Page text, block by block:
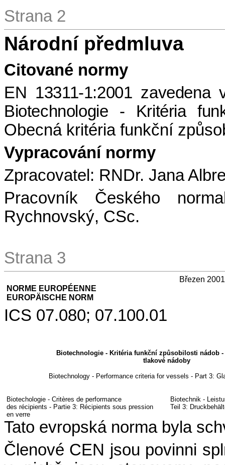
Strana 2
Národní předmluva
Citované normy
EN 13311-1:2001
Biotechnologie - Kritéria
Obecná kritéria funkční
Vypracování normy
Zpracovatel: RNDr. Jana
Pracovník Českého
Rychnovský, CSc.
Strana 3
Březen 2001
NORME EUROPÉENNE
EUROPÄISCHE NORM
ICS 07.080; 07.100.01
Biotechnologie - Kritéria funkční způsobilosti nádob -
tlakové nádoby
Biotechnology - Performance criteria for vessels - Part 3:
Biotechologie - Critères de performance
des récipients - Partie 3: Récipients sous pression
en verre
Biotechnik -
Teil 3:
Tato evropská norma byla
Členové CEN jsou povinni